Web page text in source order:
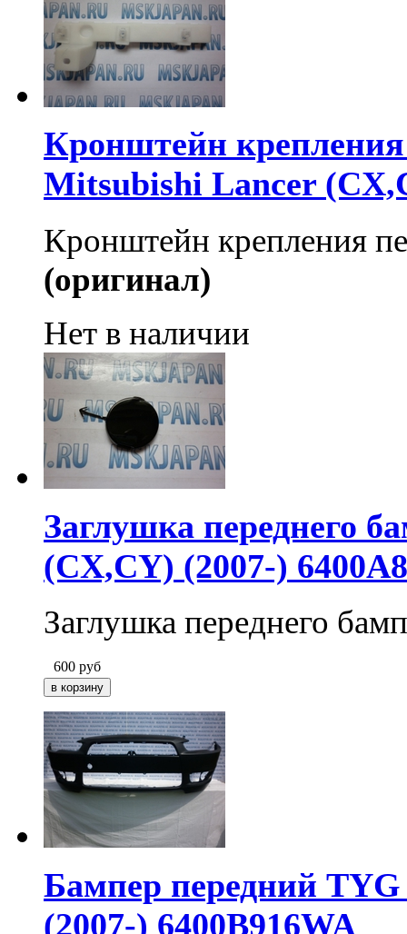
Кронштейн
Mitsubishi Lancer
Кронштейн крепления
(оригинал)
Нет в наличии
Заглушка переднего
(CX,CY) (2007-)
Заглушка переднего
600 руб
Бампер передний
(2007-) 6400B916WA